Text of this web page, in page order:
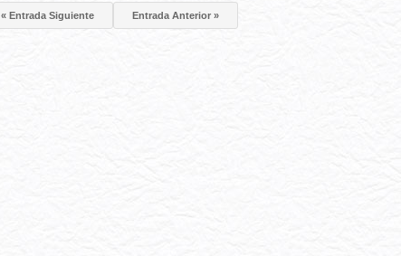
« Entrada Siguiente Entrada Anterior »